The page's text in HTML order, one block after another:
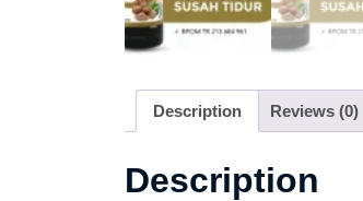
Description Reviews (0)
Description